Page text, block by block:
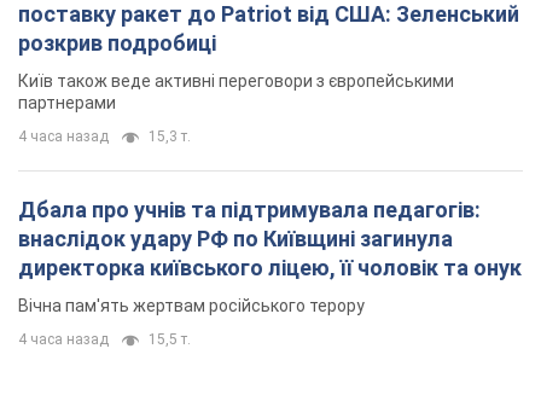
поставку ракет до Patriot від США: Зеленський
розкрив подробиці
Київ також веде активні переговори з європейськими
партнерами
4 часа назад 15,3 т.
Дбала про учнів та підтримувала педагогів:
внаслідок удару РФ по Київщині загинула
директорка київського ліцею, її чоловік та онук
Вічна пам'ять жертвам російського терору
4 часа назад 15,5 т.